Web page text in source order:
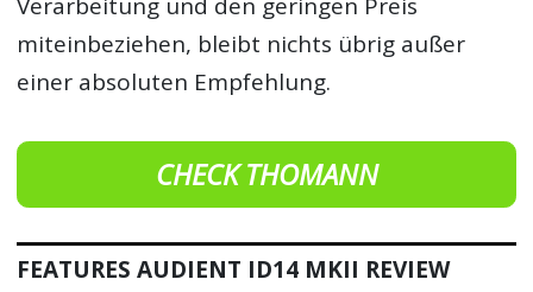
miteinbeziehen, bleibt nichts übrig außer
einer absoluten Empfehlung.
CHECK THOMANN
FEATURES AUDIENT ID14 MKII REVIEW